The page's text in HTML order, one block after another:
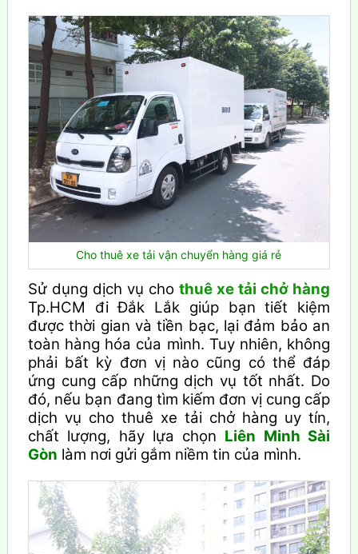
Cho thuê xe tải vận chuyển hàng giá rẻ
Sử dụng dịch vụ cho thuê xe tải chở hàng
Tp.HCM đi Đắk Lắk giúp bạn tiết kiệm
được thời gian và tiền bạc, lại đảm bảo an
toàn hàng hóa của mình. Tuy nhiên, không
phải bất kỳ đơn vị nào cũng có thể đáp
ứng cung cấp những dịch vụ tốt nhất. Do
đó, nếu bạn đang tìm kiếm đơn vị cung cấp
dịch vụ cho thuê xe tải chở hàng uy tín,
chất lượng, hãy lựa chọn Liên Minh Sài
Gòn làm nơi gửi gắm niềm tin của mình.